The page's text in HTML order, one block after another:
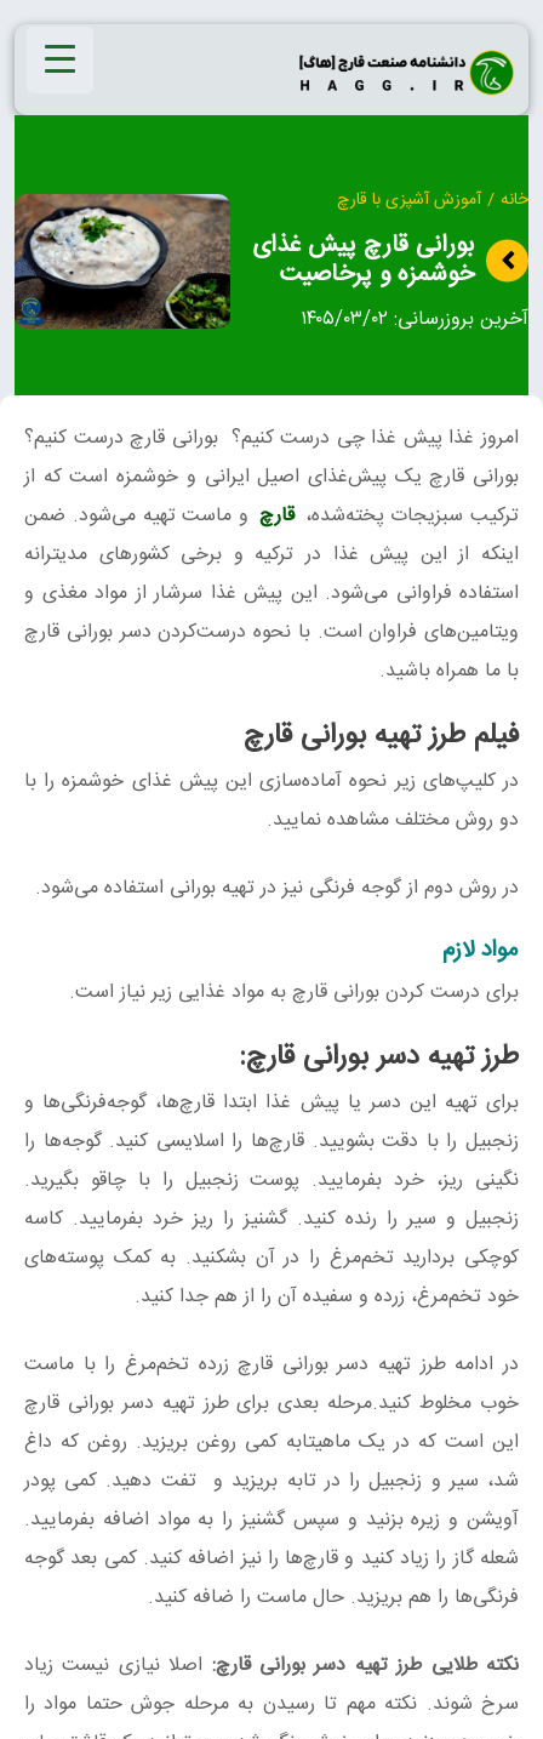
Skip
content
خانه / آموزش آشپزی با قارچ
بورانی قارچ پیش غذای
خوشمزه و پرخاصیت
آخرین بروزرسانی: ۱۴۰۵/۰۳/۰۲
امروز غذا پیش غذا چی درست کنیم؟ بورانی قارچ درست کنیم؟
بورانی قارچ یک پیش‌غذای اصیل ایرانی و خوشمزه است که از
ترکیب سبزیجات پخته‌شده، قارچ و ماست تهیه می‌شود. ضمن
اینکه از این پیش غذا در ترکیه و برخی کشورهای مدیترانه
استفاده فراوانی می‌شود. این پیش غذا سرشار از مواد مغذی و
ویتامین‌های فراوان است. با نحوه درست‌کردن دسر بورانی قارچ
با ما همراه باشید.
فیلم طرز تهیه بورانی قارچ
در کلیپ‌های زیر نحوه آماده‌سازی این پیش غذای خوشمزه را با
دو روش مختلف مشاهده نمایید.
در روش دوم از گوجه فرنگی نیز در تهیه بورانی استفاده می‌شود.
مواد لازم
برای درست کردن بورانی قارچ به مواد غذایی زیر نیاز است.
طرز تهیه دسر بورانی قارچ:
برای تهیه این دسر یا پیش غذا ابتدا قارچ‌ها، گوجه‌فرنگی‌ها و
زنجبیل را با دقت بشویید. قارچ‌ها را اسلایسی کنید. گوجه‌ها را
نگینی ریز، خرد بفرمایید. پوست زنجبیل را با چاقو بگیرید.
زنجبیل و سیر را رنده کنید. گشنیز را ریز خرد بفرمایید. کاسه
کوچکی بردارید تخم‌مرغ را در آن بشکنید. به کمک پوسته‌های
خود تخم‌مرغ، زرده و سفیده آن را از هم جدا کنید.
در ادامه طرز تهیه دسر بورانی قارچ زرده تخم‌مرغ را با ماست
خوب مخلوط کنید.مرحله بعدی برای طرز تهیه دسر بورانی قارچ
این است که در یک ماهیتابه کمی روغن بریزید. روغن که داغ
شد، سیر و زنجبیل را در تابه بریزید و تفت دهید. کمی پودر
آویشن و زیره بزنید و سپس گشنیز را به مواد اضافه بفرمایید.
شعله گاز را زیاد کنید و قارچ‌ها را نیز اضافه کنید. کمی بعد گوجه
فرنگی‌ها را هم بریزید. حال ماست را ضافه کنید.
نکته طلایی طرز تهیه دسر بورانی قارچ: اصلا نیازی نیست زیاد
سرخ شوند. نکته مهم تا رسیدن به مرحله جوش حتما مواد را